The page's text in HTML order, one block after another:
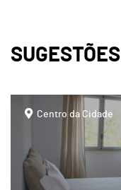
SUGESTÕES
Centro da Cidade